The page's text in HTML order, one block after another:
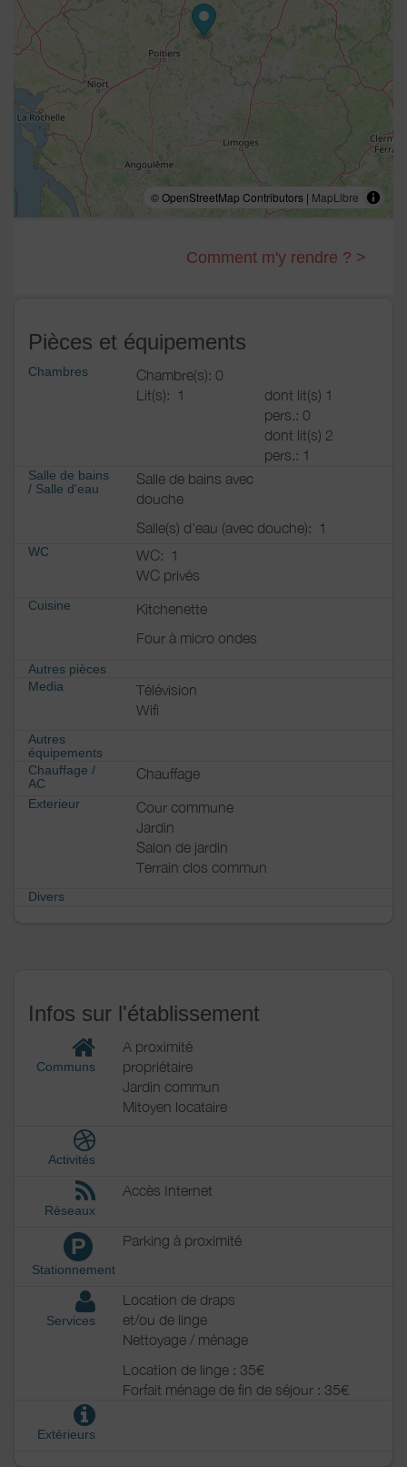
© OpenStreetMap Contributors | MapLibre
Comment m'y rendre ? >
Pièces et équipements
Chambres
Chambre(s): 0
Lit(s):
1
dont lit(s) 1
pers.: 0
dont lit(s) 2
pers.: 1
Salle de bains
/ Salle d'eau
Salle de bains avec
douche
Salle(s) d'eau (avec douche):
1
WC WC:
1
WC privés
Cuisine
Kitchenette
Four à micro ondes
Autres pièces
Media
Télévision
Wifi
Autres
équipements
Chauffage /
AC
Chauffage
Exterieur
Cour commune
Jardin
Salon de jardin
Terrain clos commun
Divers
Infos sur l'établissement
Communs
A proximité
propriétaire
Jardin commun
Mitoyen locataire
Activités
Réseaux
Accès Internet
P
Stationnement
Parking à proximité
Services
Location de draps
et/ou de linge
Nettoyage / ménage
Location de linge : 35€
Forfait ménage de fin de séjour : 35€
Extérieurs